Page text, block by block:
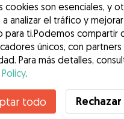
Contacta con Adriana
los Beneficios de
cookies son esenciales, y
a analizar el tráfico y
para ti.Podemos compartir
únicos, con partners
Para más detalles,
.
todo